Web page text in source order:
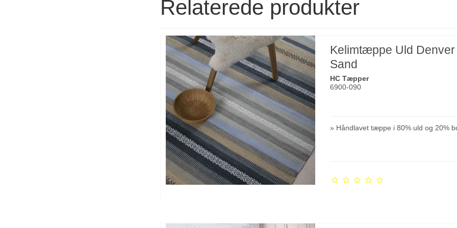
Relaterede produkter
Kelimtæppe Uld
Sand
HC Tæpper
6900-090
» Håndlavet tæppe i 80% uld og 20%